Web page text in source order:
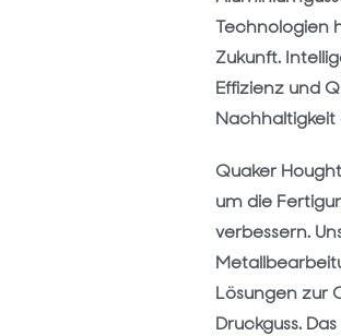
Technologien
Zukunft.
Effizienz und
Nachhaltigkeit
Quaker
um die
verbessern.
Lösungen zur
Druckguss.